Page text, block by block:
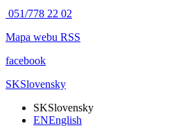
051/778 22 02
Mapa webu RSS
facebook
SKSlovensky
SKSlovensky
ENEnglish